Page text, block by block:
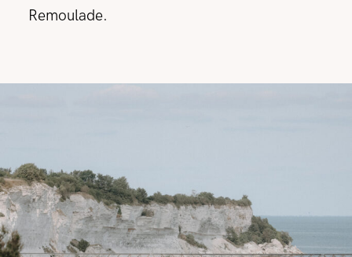
Remoulade.